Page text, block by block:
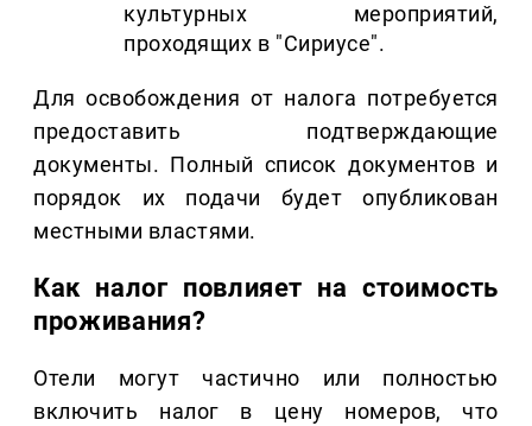
культурных мероприятий,
проходящих в "Сириусе".
Для освобождения от налога потребуется
предоставить подтверждающие
документы. Полный список документов и
порядок их подачи будет опубликован
местными властями.
Как налог повлияет на стоимость
проживания?
Отели могут частично или полностью
включить налог в цену номеров, что